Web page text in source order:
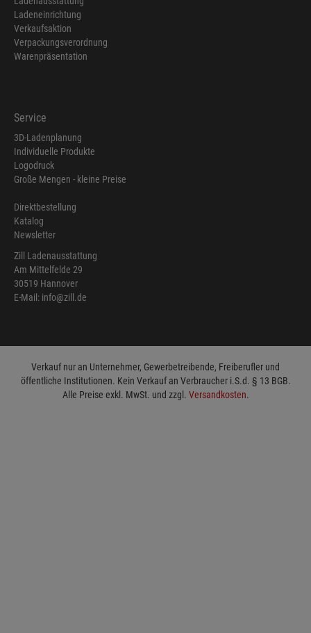
Ladeneinrichtung
Verkaufsaktion
Verpackungsverordnung
Warenpräsentation
Service
3D-Ladenplanung
Individuelle Produkte
Logodruck
Große Mengen - kleine Preise
Direktbestellung
Katalog
Newsletter
Zill Ladenausstattung
Am Mittelfelde 29
30519 Hannover
E-Mail: info@zill.de
Verkauf nur an Unternehmer, Gewerbetreibende, Freiberufler und
öffentliche Institutionen. Kein Verkauf an Verbraucher i.S.d. § 13 BGB.
Alle Preise exkl. MwSt. und zzgl. Versandkosten.